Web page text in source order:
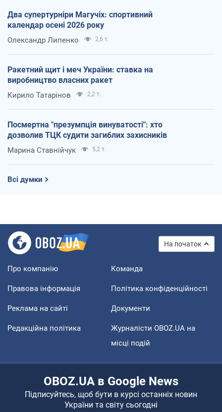
Два супертурніри Магучіх: спортивний
календар осені 2026 року
Олександр Липенко 2,6 т.
Ракетний щит і меч України: ставка на
виробництво власних ракет
Кирило Татарінов 2,2 т.
Посмертна "презумпція винуватості": хто
дозволив ТЦК судити загиблих захисників
Марина Ставнійчук 5,2 т.
Всі думки
На початок
Про компанію Команда
Правова інформація Політика конфіденційності
Реклама на сайті Документи
Редакційна політика
Журналісти OBOZ.UA на
місці подій
OBOZ.UA в Google News
Підписуйтесь, щоб бути в курсі останніх новин
України та світу сьогодні